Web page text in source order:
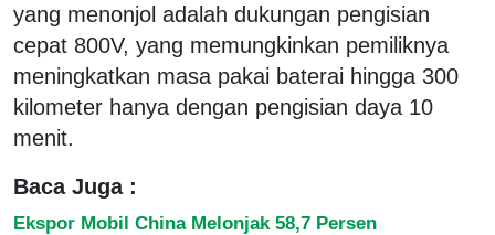
yang menonjol adalah dukungan pengisian
cepat 800V, yang memungkinkan pemiliknya
meningkatkan masa pakai baterai hingga 300
kilometer hanya dengan pengisian daya 10
menit.
Baca Juga :
Ekspor Mobil China Melonjak 58,7 Persen